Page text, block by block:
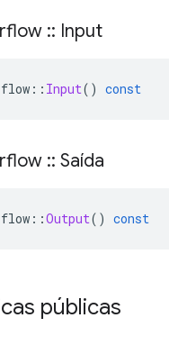
:: Input
:: Input() const
:: Saída
::Output() const
públicas